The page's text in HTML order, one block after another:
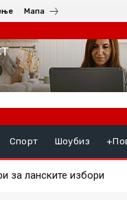
Мапа
Спорт Шоубиз